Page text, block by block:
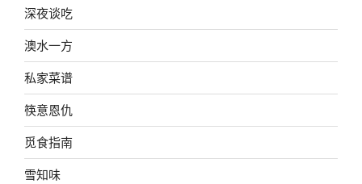
深夜谈吃
澳水一方
私家菜谱
筷意恩仇
觅食指南
雪知味